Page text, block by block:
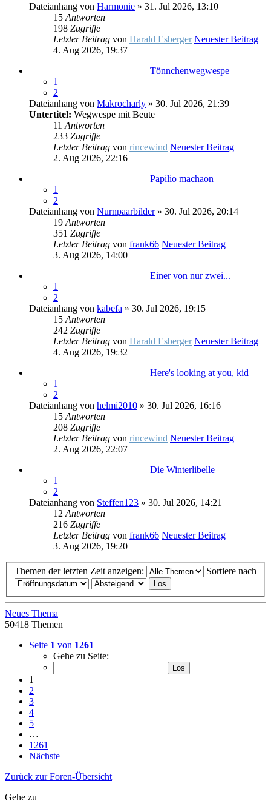
Dateianhang von Harmonie » 31. Jul 2026, 13:10
15 Antworten
198 Zugriffe
Letzter Beitrag von Harald Esberger Neuester Beitrag
4. Aug 2026, 19:37
Tönnchenwegwespe
1
2
Dateianhang von Makrocharly » 30. Jul 2026, 21:39
Untertitel: Wegwespe mit Beute
11 Antworten
233 Zugriffe
Letzter Beitrag von rincewind Neuester Beitrag
2. Aug 2026, 22:16
Papilio machaon
1
2
Dateianhang von Nurnpaarbilder» 30. Jul 2026, 20:14
19 Antworten
351 Zugriffe
Letzter Beitrag von frank66 Neuester Beitrag
3. Aug 2026, 14:00
Einer von nur zwei...
1
2
Dateianhang von kabefa » 30. Jul 2026, 19:15
15 Antworten
242 Zugriffe
Letzter Beitrag von Harald Esberger Neuester Beitrag
4. Aug 2026, 19:32
Here's looking at you, kid
1
2
Dateianhang von helmi2010 » 30. Jul 2026, 16:16
15 Antworten
208 Zugriffe
Letzter Beitrag von rincewind Neuester Beitrag
2. Aug 2026, 22:07
Die Winterlibelle
1
2
Dateianhang von Steffen123 » 30. Jul 2026, 14:21
12 Antworten
216 Zugriffe
Letzter Beitrag von frank66 Neuester Beitrag
3. Aug 2026, 19:20
Themen der letzten Zeit anzeigen: Sortiere nach
Neues Thema
50418 Themen
Seite 1 von 1261
Gehe zu Seite:
1
2
3
4
5
…
1261
Nächste
Zurück zur Foren-Übersicht
Gehe zu